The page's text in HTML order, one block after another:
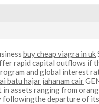
buy cheap viagra in uk
rapid capital outflows if
and global interest
batu hajar jahanam cair
in assets ranging from
departure of its